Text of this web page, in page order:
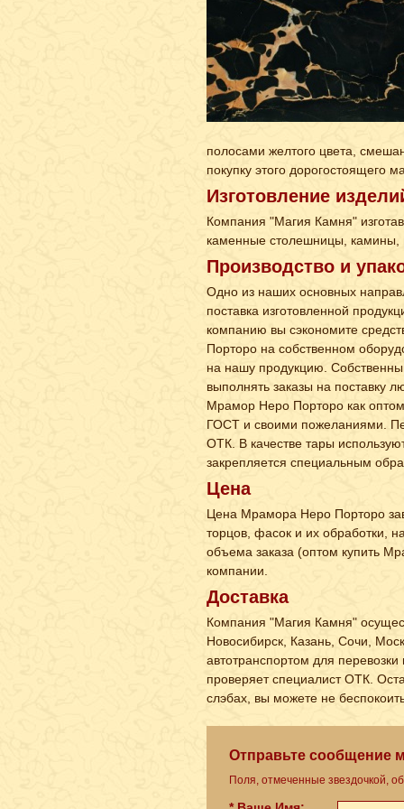
полосами желтого цвета,
покупку этого дорогостоящего
Изготовление
Компания "Магия Камня"
каменные столешницы, камины,
Производство и
Одно из наших основных
поставка изготовленной
компанию вы сэкономите
Порторо на собственном
на нашу продукцию.
выполнять заказы на поставку
Мрамор Неро Порторо как
ГОСТ и своими пожеланиями.
ОТК. В качестве тары
закрепляется специальным
Цена
Цена Мрамора Неро Порторо
торцов, фасок и их обработки,
объема заказа (оптом купить
компании.
Доставка
Компания "Магия Камня"
Новосибирск, Казань, Сочи,
автотранспортом для
проверяет специалист ОТК.
слэбах, вы можете не
Отправьте сообщение
Поля, отмеченные звездочкой,